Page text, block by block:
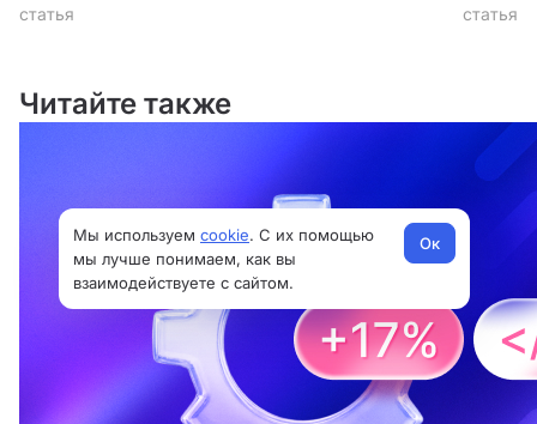
Мы используем cookie. С их помощью
мы лучше понимаем, как вы
взаимодействуете с сайтом.
Ок
статья
статья
Читайте также